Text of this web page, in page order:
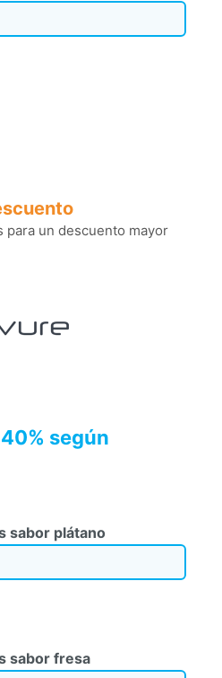
para un descuento mayor
según
sabor plátano
sabor fresa